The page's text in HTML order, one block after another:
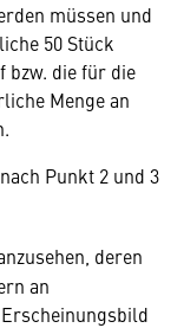
müssen und
50 Stück
bzw. die für die
Menge an
Punkt 2 und 3
deren
an